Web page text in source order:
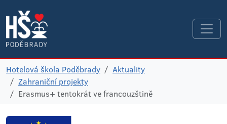
Hotelová škola Poděbrady
Aktuality
Zahraniční projekty
Erasmus+ tentokrát ve francouzštině